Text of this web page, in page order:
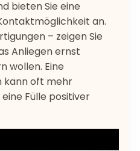
bieten Sie eine
an.
– zeigen Sie
Anliegen ernst
wollen. Eine
kann oft mehr
Fülle positiver